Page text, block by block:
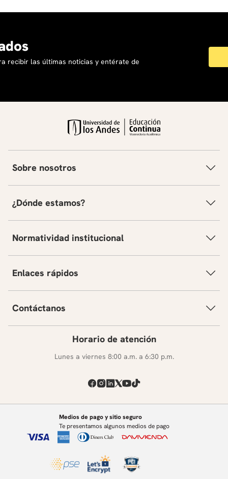
recibir las últimas noticias y entérate de
Sobre nosotros
¿Dónde estamos?
Normatividad institucional
Enlaces rápidos
Contáctanos
Horario de atención
Lunes a viernes 8:00 a.m. a 6:30 p.m.
Medios de pago y sitio seguro
Te presentamos algunos medios de pago